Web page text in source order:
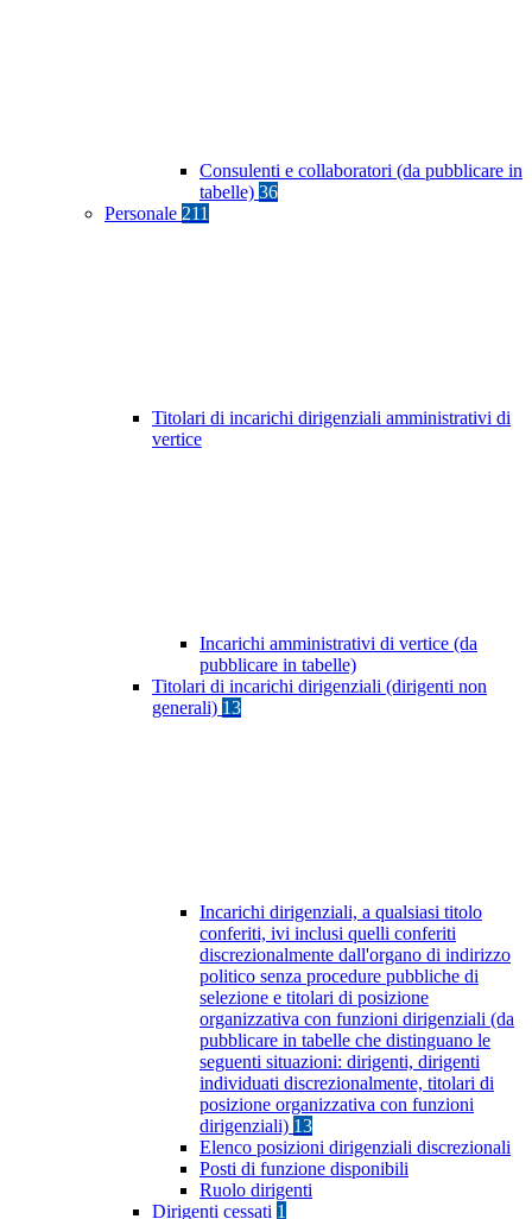
Consulenti e collaboratori (da pubblicare in
tabelle) 36
Personale 211
Titolari di incarichi dirigenziali amministrativi di
vertice
Incarichi amministrativi di vertice (da
pubblicare in tabelle)
Titolari di incarichi dirigenziali (dirigenti non
generali) 13
Incarichi dirigenziali, a qualsiasi titolo
conferiti, ivi inclusi quelli conferiti
discrezionalmente dall'organo di indirizzo
politico senza procedure pubbliche di
selezione e titolari di posizione
organizzativa con funzioni dirigenziali (da
pubblicare in tabelle che distinguano le
seguenti situazioni: dirigenti, dirigenti
individuati discrezionalmente, titolari di
posizione organizzativa con funzioni
dirigenziali) 13
Elenco posizioni dirigenziali discrezionali
Posti di funzione disponibili
Ruolo dirigenti
Dirigenti cessati 1